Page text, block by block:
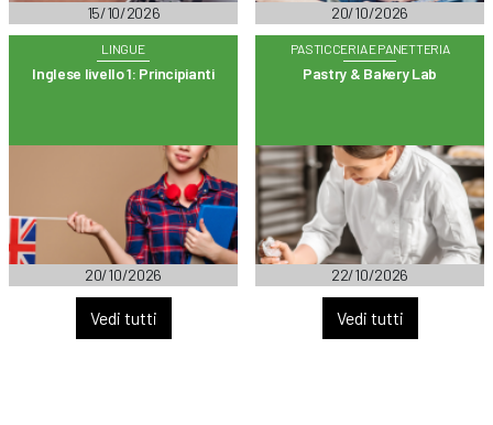
15/10/2026 20/10/2026
LINGUE
Inglese livello 1: Principianti
20/10/2026
PASTICCERIA E PANETTERIA
Pastry & Bakery Lab
22/10/2026
Vedi tutti Vedi tutti